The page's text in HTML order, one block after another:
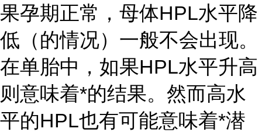
果孕期正常，母体HPL水平降
低（的情况）一般不会出现。
在单胎中，如果HPL水平升高
则意味着*的结果。然而高水
平的HPL也有可能意味着*潜